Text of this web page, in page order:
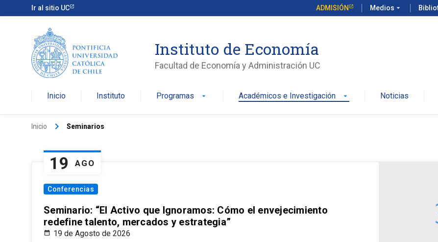
Ir al sitio UC ADMISIÓN Medios arrow_drop_down
Instituto de Economía
Facultad de Economía y Administración UC
Inicio Instituto Programas arrow_drop_down Académicos e Investigación arrow_drop_down Noticias
Inicio keyboard_arrow_right Seminarios
19 AGO
Conferencias
Seminario: “El Activo que Ignoramos: Cómo el envejecimiento
redefine talento, mercados y estrategia”
19 de Agosto de 2026